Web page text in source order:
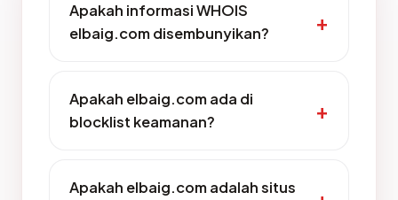
Apakah informasi WHOIS
elbaig.com disembunyikan?
Apakah elbaig.com ada di
blocklist keamanan?
Apakah elbaig.com adalah situs